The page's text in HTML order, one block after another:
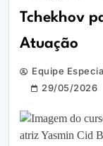
Tchekhov
Atuação
Equipe
29/05/2026